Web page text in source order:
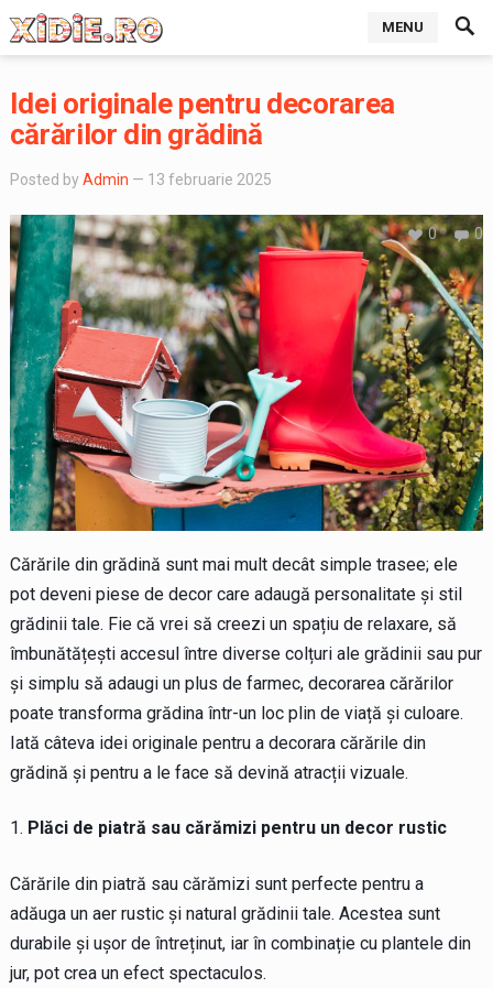
MENU
Idei originale pentru decorarea
cărărilor din grădină
Posted by Admin — 13 februarie 2025
0
0
Cărările din grădină sunt mai mult decât simple trasee; ele
pot deveni piese de decor care adaugă personalitate și stil
grădinii tale. Fie că vrei să creezi un spațiu de relaxare, să
îmbunătățești accesul între diverse colțuri ale grădinii sau pur
și simplu să adaugi un plus de farmec, decorarea cărărilor
poate transforma grădina într-un loc plin de viață și culoare.
Iată câteva idei originale pentru a decorara cărările din
grădină și pentru a le face să devină atracții vizuale.
Plăci de piatră sau cărămizi pentru un decor rustic
Cărările din piatră sau cărămizi sunt perfecte pentru a
adăuga un aer rustic și natural grădinii tale. Acestea sunt
durabile și ușor de întreținut, iar în combinație cu plantele din
jur, pot crea un efect spectaculos.